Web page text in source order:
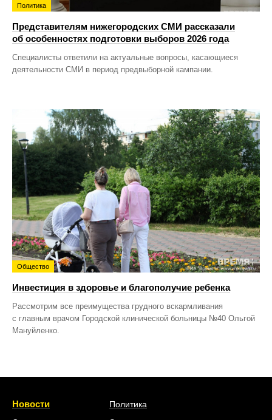
Политика
Представителям нижегородских СМИ рассказали
об особенностях подготовки выборов 2026 года
Специалисты ответили на актуальные вопросы, касающиеся
деятельности СМИ в период предвыборной кампании.
Общество
Инвестиция в здоровье и благополучие ребенка
Рассмотрим все преимущества грудного вскармливания
с главным врачом Городской клинической больницы №40 Ольгой
Мануйленко.
Новости
Политика